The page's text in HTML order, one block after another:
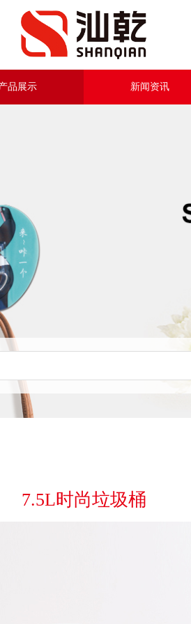
品展示 新闻资讯
7.5L时尚垃圾桶